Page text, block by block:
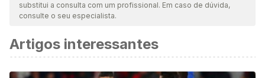
substitui a consulta com um profissional. Em caso de dúvida,
consulte o seu especialista.
Artigos interessantes